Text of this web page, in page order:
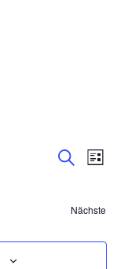
Liste
Nächste